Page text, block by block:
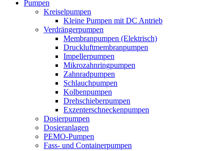
Pumpen
Kreiselpumpen
Kleine Pumpen mit DC Antrieb
Verdrängerpumpen
Membranpumpen (Elektrisch)
Druckluftmembranpumpen
Impellerpumpen
Mikrozahnringpumpen
Zahnradpumpen
Schlauchpumpen
Kolbenpumpen
Drehschieberpumpen
Exzenterschneckenpumpen
Dosierpumpen
Dosieranlagen
PEMO-Pumpen
Fass- und Containerpumpen